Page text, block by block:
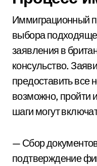
Иммиграционный
выбора
заявления в
консульство.
предоставить все
возможно,
шаги могут
— Сбор
подтверждение